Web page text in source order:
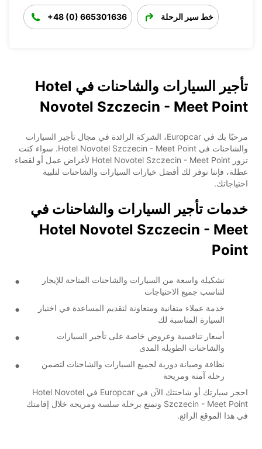
+48 (0) 665301636 خط سير الرحلة
تأجير السيارات والشاحنات في Hotel
Novotel Szczecin - Meet Point
مرحبًا بك في Europcar، الشركة الرائدة في مجال تأجير السيارات
والشاحنات في Hotel Novotel Szczecin - Meet Point. سواء كنت
تزور Hotel Novotel Szczecin - Meet Point لأغراض عمل أو لقضاء
عطلة، فإننا نوفر لك أفضل خيارات السيارات والشاحنات لتلبية
احتياجاتك.
خدمات تأجير السيارات والشاحنات في
Hotel Novotel Szczecin - Meet
Point
تشكيلة واسعة من السيارات والشاحنات المتاحة للإيجار
لتناسب جميع الاحتياجات
خدمة عملاء متفانية ومتعاونة لتقديم المساعدة في اختيار
السيارة المناسبة لك
أسعار تنافسية وعروض خاصة على تأجير السيارات
والشاحنات الطويلة المدى
نظافة وصيانة دورية لجميع السيارات والشاحنات لتضمن
رحلة آمنة ومريحة
احجز سيارتك أو شاحنتك الآن في Europcar في Hotel Novotel
Szczecin - Meet Point وتمتع برحلة سلسة ومريحة خلال إقامتك
في هذا الموقع الرائع.